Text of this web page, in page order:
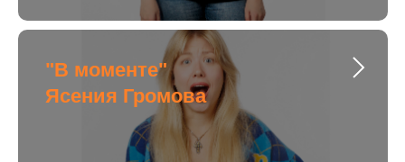
"В моменте"
Ясения Громова